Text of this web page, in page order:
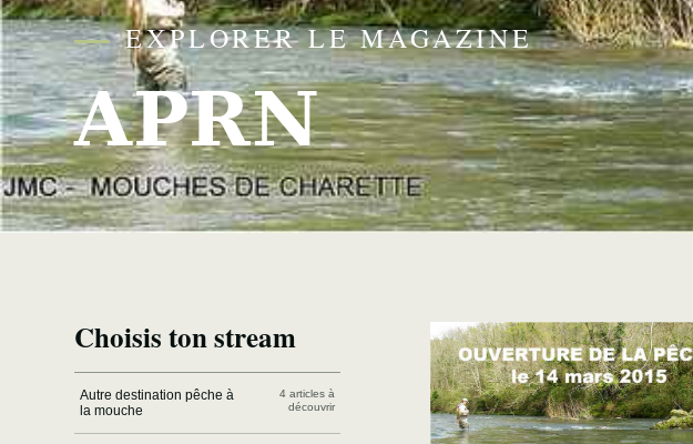
EXPLORER LE MAGAZINE
APRN
Choisis ton stream
Autre destination pêche à
la mouche
4 articles à
découvrir